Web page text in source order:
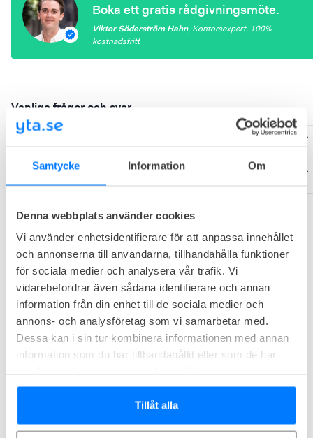
Samtycke Information Om
Denna webbplats använder cookies
Vi använder enhetsidentifierare för att anpassa innehållet
och annonserna till användarna, tillhandahålla funktioner
för sociala medier och analysera vår trafik. Vi
vidarebefordrar även sådana identifierare och annan
information från din enhet till de sociala medier och
annons- och analysföretag som vi samarbetar med.
Dessa kan i sin tur kombinera informationen med annan
information som du har tillhandahållit eller som de har
Tillåt alla
Boka ett gratis rådgivningsmöte.
Viktor Söderström Hahn, Kontorsexpert. 100%
kostnadsfritt
Vanliga frågor och svar
Hur mycket kostar United Spaces Kungsgatan 64?
Vilka kontor finns tillgängliga på United Spaces
Utforska andra kontorshotell i närheten